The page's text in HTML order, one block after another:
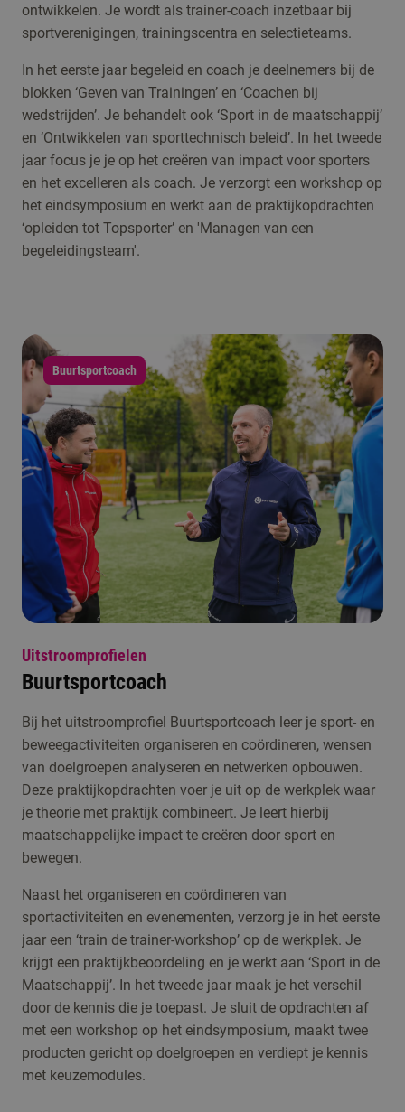
ontwikkelen. Je wordt als trainer-coach inzetbaar bij
sportverenigingen, trainingscentra en selectieteams.
In het eerste jaar begeleid en coach je deelnemers bij de
blokken ‘Geven van Trainingen’ en ‘Coachen bij
wedstrijden’. Je behandelt ook ‘Sport in de maatschappij’
en ‘Ontwikkelen van sporttechnisch beleid’. In het tweede
jaar focus je je op het creëren van impact voor sporters
en het excelleren als coach. Je verzorgt een workshop op
het eindsymposium en werkt aan de praktijkopdrachten
‘opleiden tot Topsporter’ en 'Managen van een
begeleidingsteam'.
Buurtsportcoach
Uitstroomprofielen
Buurtsportcoach
Bij het uitstroomprofiel Buurtsportcoach leer je sport- en
beweegactiviteiten organiseren en coördineren, wensen
van doelgroepen analyseren en netwerken opbouwen.
Deze praktijkopdrachten voer je uit op de werkplek waar
je theorie met praktijk combineert. Je leert hierbij
maatschappelijke impact te creëren door sport en
bewegen.
Naast het organiseren en coördineren van
sportactiviteiten en evenementen, verzorg je in het eerste
jaar een ‘train de trainer-workshop’ op de werkplek. Je
krijgt een praktijkbeoordeling en je werkt aan ‘Sport in de
Maatschappij’. In het tweede jaar maak je het verschil
door de kennis die je toepast. Je sluit de opdrachten af
met een workshop op het eindsymposium, maakt twee
producten gericht op doelgroepen en verdiept je kennis
met keuzemodules.